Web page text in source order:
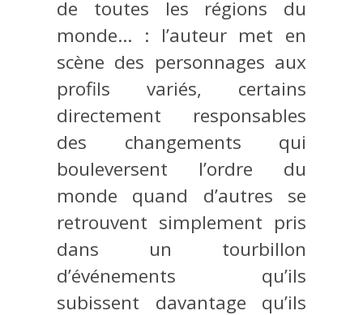
de toutes les régions du
monde… : l’auteur met en
scène des personnages aux
profils variés, certains
directement responsables
des changements qui
bouleversent l’ordre du
monde quand d’autres se
retrouvent simplement pris
dans un tourbillon
d’événements qu’ils
subissent davantage qu’ils